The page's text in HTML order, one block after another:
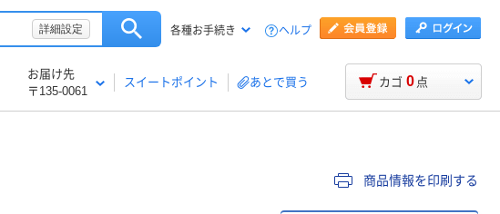
詳細設定 各種お手続き ヘルプ
お届け先
〒135-0061
スイートポイント あとで買う カゴ 0 点
商品情報を印刷する